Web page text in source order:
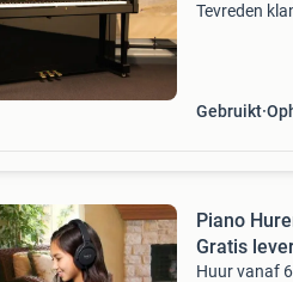
Tevreden
Gebruikt
Piano
Gratis
Huur vanaf